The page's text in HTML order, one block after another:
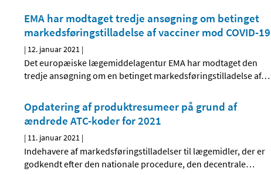
EMA har modtaget tredje ansøgning om betinget
markedsføringstilladelse af vacciner mod COVID-19
| 12. januar 2021 |
Det europæiske lægemiddelagentur EMA har modtaget den
tredje ansøgning om en betinget markedsføringstilladelse af…
Opdatering af produktresumeer på grund af
ændrede ATC-koder for 2021
| 11. januar 2021 |
Indehavere af markedsføringstilladelser til lægemidler, der er
godkendt efter den nationale procedure, den decentrale…